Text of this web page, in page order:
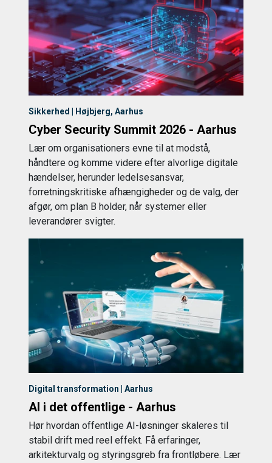
Sikkerhed | Højbjerg, Aarhus
Cyber Security Summit 2026 - Aarhus
Lær om organisationers evne til at modstå,
håndtere og komme videre efter alvorlige digitale
hændelser, herunder ledelsesansvar,
forretningskritiske afhængigheder og de valg, der
afgør, om plan B holder, når systemer eller
leverandører svigter.
Digital transformation | Aarhus
AI i det offentlige - Aarhus
Hør hvordan offentlige AI-løsninger skaleres til
stabil drift med reel effekt. Få erfaringer,
arkitekturvalg og styringsgreb fra frontløbere. Lær